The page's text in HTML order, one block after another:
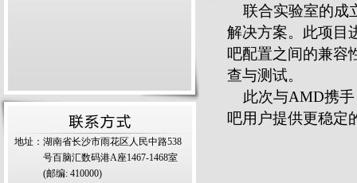
地址：湖南省长沙市雨花区人民中路538
号百脑汇数码港A座1467-1468室
(邮编: 410000)
联合实验室的成
解决方案。此项目
吧配置之间的兼容
查与测试。
此次与AMD携手
吧用户提供更稳定